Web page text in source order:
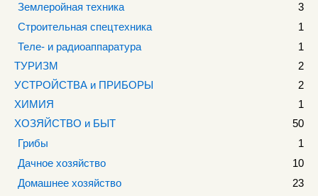
Землеройная техника
3
Строительная спецтехника
1
Теле- и радиоаппаратура
1
ТУРИЗМ
2
УСТРОЙСТВА и ПРИБОРЫ
2
ХИМИЯ
1
ХОЗЯЙСТВО и БЫТ
50
Грибы
1
Дачное хозяйство
10
Домашнее хозяйство
23